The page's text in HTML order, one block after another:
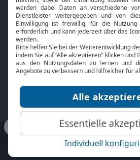
Bibel TV
Über uns
Jobs
Mediadaten
bibeltv.de: Impressum